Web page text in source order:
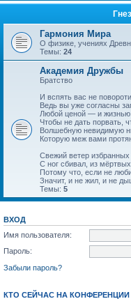
Гармония Мира
О физике, учениях
Темы: 24
Академия Дружбы
Братство
И вспять вас не
Ведь вы уже согласны
Любой ценой — и
Чтобы не дать порвать,
Волшебную невидимую
Которую меж вами
Свежий ветер избранных
С ног сбивал, из
Потому что, если не
Значит, и не жил, и не
Темы: 5
ВХОД
Имя пользователя:
Пароль:
Забыли пароль?
КТО СЕЙЧАС НА КОНФЕРЕНЦИИ